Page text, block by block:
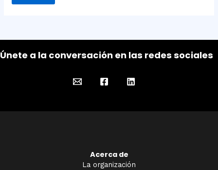
Únete a la conversación en las redes sociales
Acerca de
La organización